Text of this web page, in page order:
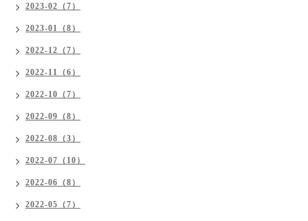
2023-02（7）
2023-01（8）
2022-12（7）
2022-11（6）
2022-10（7）
2022-09（8）
2022-08（3）
2022-07（10）
2022-06（8）
2022-05（7）